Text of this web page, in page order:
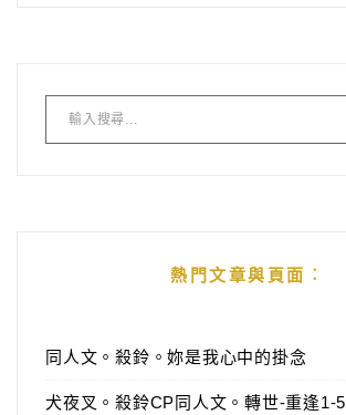
熱門文章與頁面︰
同人文。殺鈴。妳是我心中的掛念
犬夜叉。殺鈴CP同人文。轉世-重逢1-5